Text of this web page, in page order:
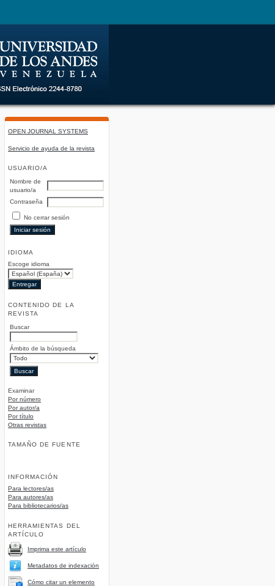
OPEN JOURNAL SYSTEMS
Servicio de ayuda de la revista
USUARIO/A
Nombre de
usuario/a
Contraseña
No cerrar sesión
IDIOMA
Escoge idioma
CONTENIDO DE LA
REVISTA
Buscar
Ámbito de la búsqueda
Examinar
Por número
Por autor/a
Por título
Otras revistas
TAMAÑO DE FUENTE
INFORMACIÓN
Para lectores/as
Para autores/as
Para bibliotecarios/as
HERRAMIENTAS DEL
ARTÍCULO
Imprima este artículo
Metadatos de indexación
Cómo citar un elemento